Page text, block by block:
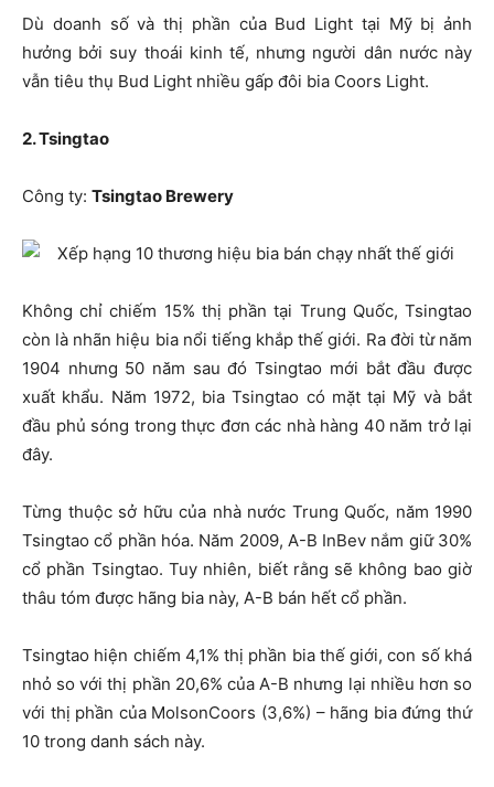
Dù doanh số và thị phần của Bud Light tại Mỹ bị ảnh
hưởng bởi suy thoái kinh tế, nhưng người dân nước này
vẫn tiêu thụ Bud Light nhiều gấp đôi bia Coors Light.
2. Tsingtao
Công ty: Tsingtao Brewery
Không chỉ chiếm 15% thị phần tại Trung Quốc, Tsingtao
còn là nhãn hiệu bia nổi tiếng khắp thế giới. Ra đời từ năm
1904 nhưng 50 năm sau đó Tsingtao mới bắt đầu được
xuất khẩu. Năm 1972, bia Tsingtao có mặt tại Mỹ và bắt
đầu phủ sóng trong thực đơn các nhà hàng 40 năm trở lại
đây.
Từng thuộc sở hữu của nhà nước Trung Quốc, năm 1990
Tsingtao cổ phần hóa. Năm 2009, A-B InBev nắm giữ 30%
cổ phần Tsingtao. Tuy nhiên, biết rằng sẽ không bao giờ
thâu tóm được hãng bia này, A-B bán hết cổ phần.
Tsingtao hiện chiếm 4,1% thị phần bia thế giới, con số khá
nhỏ so với thị phần 20,6% của A-B nhưng lại nhiều hơn so
với thị phần của MolsonCoors (3,6%) – hãng bia đứng thứ
10 trong danh sách này.